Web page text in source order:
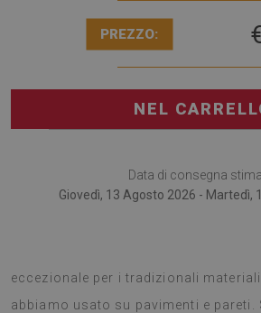
PREZZO:
NEL
Data di consegna
Giovedì, 13 Agosto 2026 - Martedì,
eccezionale per i tradizionali
abbiamo usato su pavimenti e pareti.